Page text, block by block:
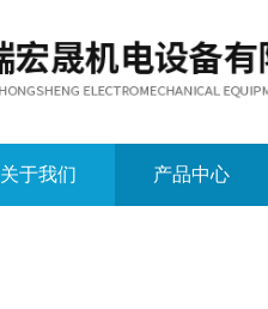
关于我们 产品中心